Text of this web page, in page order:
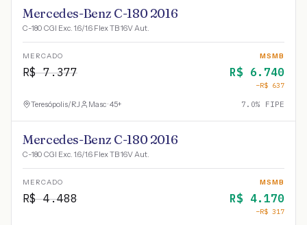
Mercedes-Benz C-180 2016
C-180 CGI Exc. 1.6/1.6 Flex TB 16V Aut.
MERCADO
R$7.377
MSMB
R$ 6.740
−R$ 637
Teresópolis/RJ Masc · 45+ 7.0% FIPE
Mercedes-Benz C-180 2016
C-180 CGI Exc. 1.6/1.6 Flex TB 16V Aut.
MERCADO
R$4.488
MSMB
R$ 4.170
−R$ 317